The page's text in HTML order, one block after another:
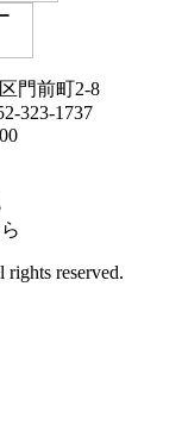
門前町2-8
1737
reserved.